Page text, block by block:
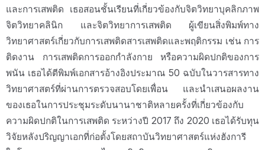
และการเสพติด เธอสอนชั้นเรียนที่เกี่ยวข้องกับจิตวิทยาบุคลิกภาพ
จิตวิทยาคลินิก และจิตวิทยาการเสพติด ผู้เขียนสิ่งพิมพ์ทาง
วิทยาศาสตร์เกี่ยวกับการเสพติดสารเสพติดและพฤติกรรม เช่น การ
ติดงาน การเสพติดการออกกำลังกาย หรือความผิดปกติของการ
พนัน เธอได้ตีพิมพ์เอกสารอ้างอิงประมาณ 50 ฉบับในวารสารทาง
วิทยาศาสตร์ที่ผ่านการตรวจสอบโดยเพื่อน และนำเสนอผลงาน
ของเธอในการประชุมระดับนานาชาติหลายครั้งที่เกี่ยวข้องกับ
ความผิดปกติในการเสพติด ระหว่างปี 2017 ถึง 2020 เธอได้รับทุน
วิจัยหลังปริญญาเอกที่ก่อตั้งโดยสถาบันวิทยาศาสตร์แห่งฮังการี